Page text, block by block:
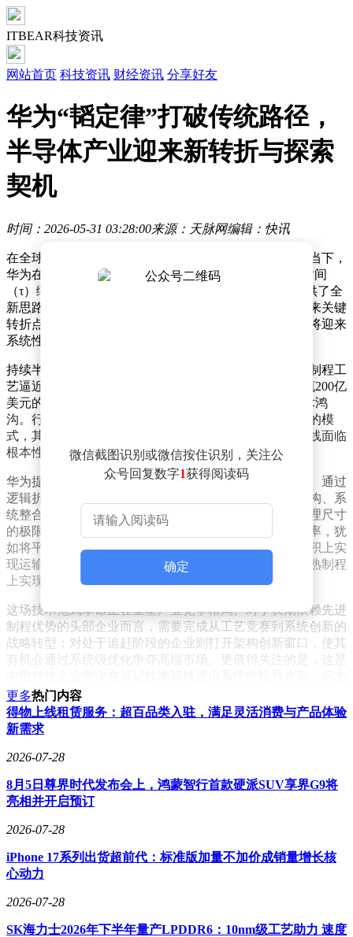
ITBEAR科技资讯
网站首页 科技资讯 财经资讯 分享好友
华为“韬定律”打破传统路径，
半导体产业迎来新转折与探索
契机
时间：2026-05-31 03:28:00来源：天脉网编辑：快讯
在全球半导体产业面临物理极限与经济成本双重压力的当下，
华为在国际学术会议上抛出一枚重磅炸弹——提出以“时间
（τ）缩微”为核心的“韬定律”，为行业突破发展瓶颈提供了全
新思路。这一颠覆性理论标志着半导体技术演进路径迎来关键
转折点，传统以几何尺寸缩小为主导的摩尔定律时代或将迎来
系统性变革。
持续半个多世纪的摩尔定律正遭遇前所未有的挑战。当制程工
艺逼近1纳米临界点时，量子隧穿效应等物理限制与动辄200亿
美元的3纳米产线建设成本，共同构筑起难以跨越的技术鸿
沟。行业数据显示，单纯通过缩小晶体管尺寸提升性能的模
式，其投入产出比已呈现指数级恶化趋势，传统技术路线面临
根本性重构需求。
华为提出的替代方案聚焦于信号传播时延的系统性优化。通过
逻辑折叠等创新技术，在器件结构、电路设计、芯片架构、系
统整合四个维度实现协同创新。这种技术路径不追求物理尺寸
的极限突破，转而通过优化电信号传输路径提升运算效率，犹
如将平面交通网络升级为立体交通体系，在现有土地面积上实
现运输能力的质的飞跃。实验数据显示，该方案可在成熟制程
上实现性能的跨越式提升。
这场技术范式革命正在重塑产业竞争格局。对于长期依赖先进
制程优势的头部企业而言，需要完成从工艺竞赛到系统创新的
战略转型；对处于追赶阶段的企业则打开架构创新窗口，使其
有机会通过系统级优化争夺高端市场。更值得关注的是，这是
着全球半导体产业从“西方规则主导”向“多元范式共存”的深刻
转变。
技术落地的复杂性决定了这场变革充满变数。新定律的成功不
仅需要突破器件设计、材料科学等基础领域的技术壁垒，更依
节的深度协同。这种系统性创新对生态构建能力提出全新要
求，其推广速度将取决于全球产业界的接受程度与合作深度。
新的可能性空间，其技术路径已引发英特尔、台积电等国际巨
头的密切关注。
微信截图识别或微信按住识别，关注公
众号回复数字1获得阅读码
确定
更多热门内容
得物上线租赁服务：超百品类入驻，满足灵活消费与产品体验
新需求
2026-07-28
8月5日尊界时代发布会上，鸿蒙智行首款硬派SUV享界G9将
亮相并开启预订
2026-07-28
iPhone 17系列出货超前代：标准版加量不加价成销量增长核
心动力
2026-07-28
SK海力士2026年下半年量产LPDDR6：10nm级工艺助力 速度